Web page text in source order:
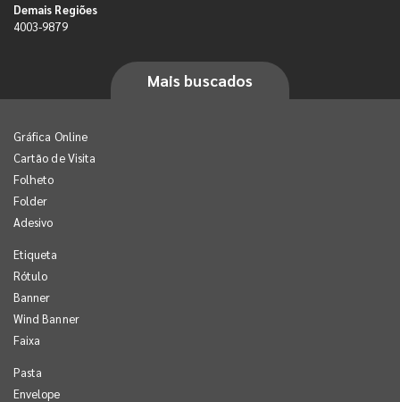
Demais Regiões
4003-9879
Mais buscados
Gráfica Online
Cartão de Visita
Folheto
Folder
Adesivo
Etiqueta
Rótulo
Banner
Wind Banner
Faixa
Pasta
Envelope